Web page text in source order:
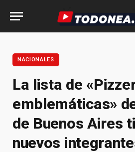
NACIONALES
La lista de
emblemáticas»
de Buenos Aires
nuevos